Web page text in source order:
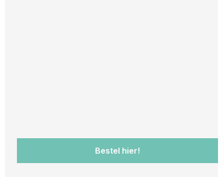
Bestel hier!